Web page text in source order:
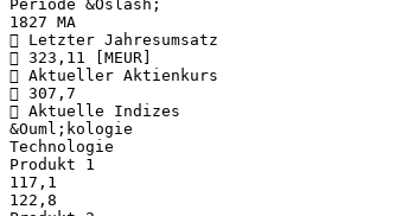
Periode &Oslash;
1827 MA
 Letzter Jahresumsatz
 323,11 [MEUR]
 Aktueller Aktienkurs
 307,7
 Aktuelle Indizes
&Ouml;kologie
Technologie
Produkt 1
117,1
122,8